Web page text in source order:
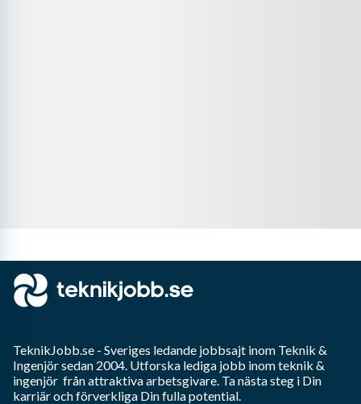
TeknikJobb.se - Sveriges ledande jobbsajt inom Teknik &
Ingenjörsedan 2004. Utforska lediga jobb inomteknik &
ingenjör från attraktiva arbetsgivare. Ta nästa steg i Din
karriär och förverkliga Din fulla potential.